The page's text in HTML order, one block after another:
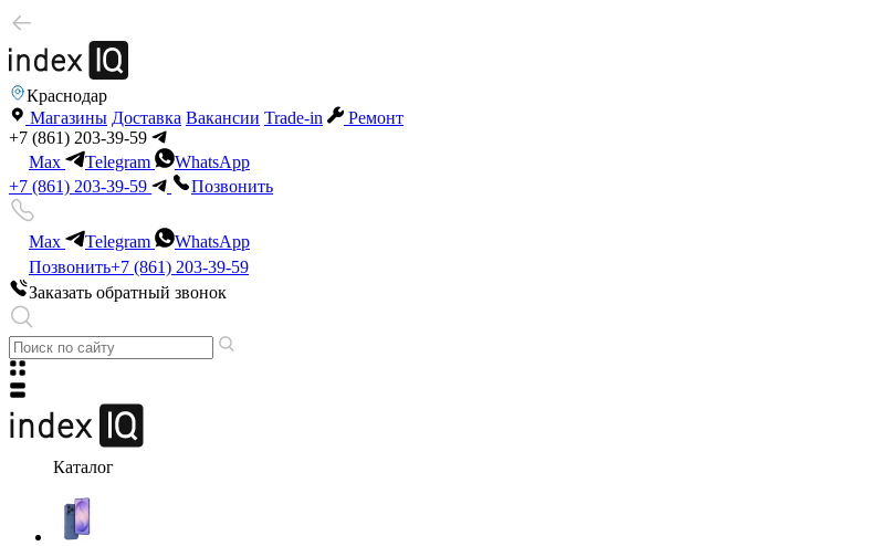
Краснодар
Магазины Доставка Вакансии Trade-in
Ремонт
+7 (861) 203-39-59
Max
Telegram
WhatsApp
+7 (861) 203-39-59
Позвонить
Max Telegram
WhatsApp
Позвонить+7 (861) 203-39-59
Заказать обратный звонок
Каталог